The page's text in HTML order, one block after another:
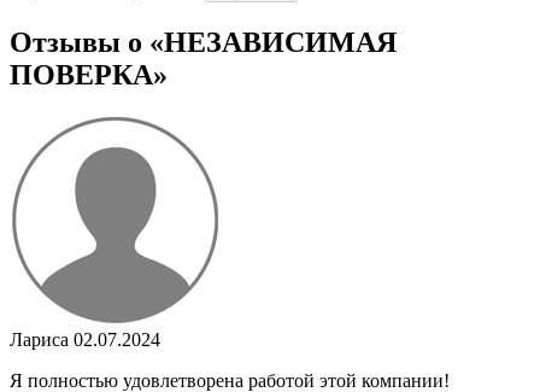
Отзывы о «НЕЗАВИСИМАЯ
ПОВЕРКА»
Лариса 02.07.2024
Я полностью удовлетворена работой этой компании!